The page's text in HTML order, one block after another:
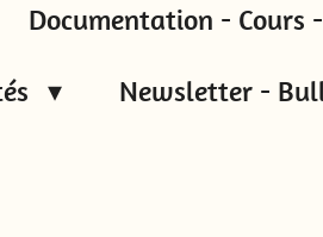
Documentation - Cours
Newsletter -